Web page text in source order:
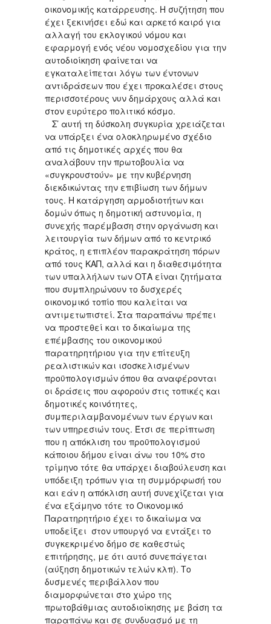
οικονομικής κατάρρευσης. Η συζήτηση που
έχει ξεκινήσει εδώ και αρκετό καιρό για
αλλαγή του εκλογικού νόμου και
εφαρμογή ενός νέου νομοσχεδίου για την
αυτοδιοίκηση φαίνεται να
εγκαταλείπεται λόγω των έντονων
αντιδράσεων που έχει προκαλέσει στους
περισσοτέρους νυν δημάρχους αλλά και
στον ευρύτερο πολιτικό κόσμο.
Σ’ αυτή τη δύσκολη συγκυρία χρειάζεται
να υπάρξει ένα ολοκληρωμένο σχέδιο
από τις δημοτικές αρχές που θα
αναλάβουν την πρωτοβουλία να
«συγκρουστούν» με την κυβέρνηση
διεκδικώντας την επιβίωση των δήμων
τους. Η κατάργηση αρμοδιοτήτων και
δομών όπως η δημοτική αστυνομία, η
συνεχής παρέμβαση στην οργάνωση και
λειτουργία των δήμων από το κεντρικό
κράτος, η επιπλέον παρακράτηση πόρων
από τους ΚΑΠ, αλλά και η διαθεσιμότητα
των υπαλλήλων των ΟΤΑ είναι ζητήματα
που συμπληρώνουν το δυσχερές
οικονομικό τοπίο που καλείται να
αντιμετωπιστεί. Στα παραπάνω πρέπει
να προστεθεί και το δικαίωμα της
επέμβασης του οικονομικού
παρατηρητήριου για την επίτευξη
ρεαλιστικών και ισοσκελισμένων
προϋπολογισμών όπου θα αναφέρονται
οι δράσεις που αφορούν στις τοπικές και
δημοτικές κοινότητες,
συμπεριλαμβανομένων των έργων και
των υπηρεσιών τους. Έτσι σε περίπτωση
που η απόκλιση του προϋπολογισμού
κάποιου δήμου είναι άνω του 10% στο
τρίμηνο τότε θα υπάρχει διαβούλευση και
υπόδειξη τρόπων για τη συμμόρφωσή του
και εάν η απόκλιση αυτή συνεχίζεται για
ένα εξάμηνο τότε το Οικονομικό
Παρατηρητήριο έχει το δικαίωμα να
υποδείξει στον υπουργό να εντάξει το
συγκεκριμένο δήμο σε καθεστώς
επιτήρησης, με ότι αυτό συνεπάγεται
(αύξηση δημοτικών τελών κλπ). Το
δυσμενές περιβάλλον που
διαμορφώνεται στο χώρο της
πρωτοβάθμιας αυτοδιοίκησης με βάση τα
παραπάνω και σε συνδυασμό με τη